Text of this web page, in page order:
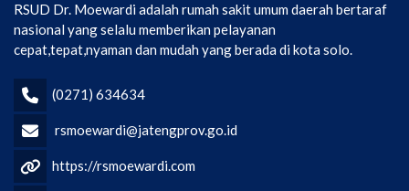
RSUD Dr. Moewardi adalah rumah sakit umum daerah bertaraf
nasional yang selalu memberikan pelayanan
cepat,tepat,nyaman dan mudah yang berada di kota solo.
(0271) 634634
rsmoewardi@jatengprov.go.id
https://rsmoewardi.com